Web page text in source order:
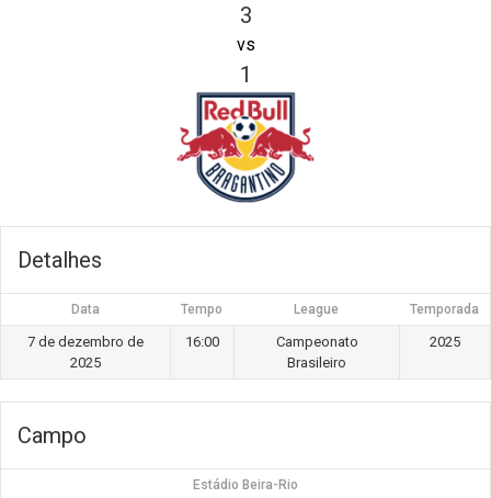
3
vs
1
Detalhes
Data Tempo League Temporada
7 de dezembro de
2025
16:00
Campeonato
Brasileiro
2025
Campo
Estádio Beira-Rio